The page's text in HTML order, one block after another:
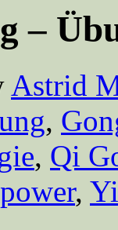
–
Astrid
,
, Qi
,